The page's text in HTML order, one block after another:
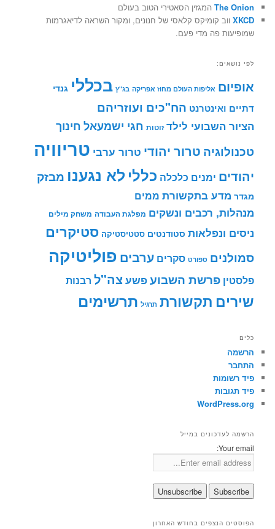
The Onion המגזין הסאטירי הטוב בעולם
XKCD ווב קומיקס קלאסי של חנונים, ומקור השראה לדיאגרמות
שמופיעות פה מדי פעם.
לפי נושאים:
אופיום אליפות העולם מחוז אפריקה בג"ץ בכללי גנדי
דתיים ואינטרנט הח"כים ועוזריהם
הציור השבועי לילד זוטות חגי ישמעאל חינוך
טכנולוגיה טרור יהודי טרור ערבי טריוויה
יהודים ימנים כלכלה כללי לא נגענו מבזק
מגדר מדע בתקשורת ממים
מנהלות, רכבים ונשקים מפלגת העבודה משחק מילים
ניסים ונפלאות סטודנטים סטטיסטיקה סטיקרים
סמולנים ספורט סקרים ערבים פוליטיקה
פלסטין פרשת השבועפשעצה"ל רבנות
שירים תקשורת תרגיל תרשימים
כלים
הרשמה
התחבר
פיד רשומות
פיד תגובות
WordPress.org
הרשמה לעדכונים במייל
Your email:
הפוסטים הנצפים בחודש האחרון